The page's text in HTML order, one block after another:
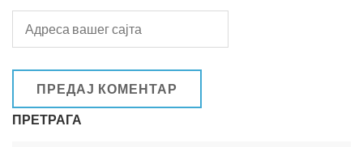
ПРЕТРАГА